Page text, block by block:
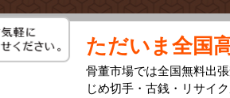
ただいま全国
骨董市場では全国無料出
じめ切手・古銭・リサイ